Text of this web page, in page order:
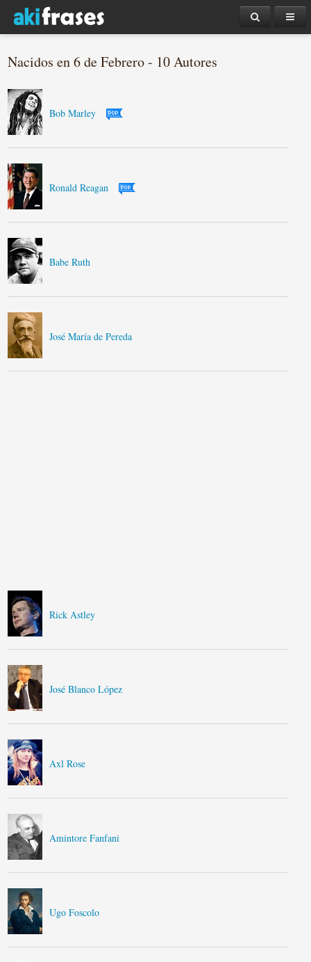
Nacidos en 6 de Febrero - 10 Autores
Bob Marley
Ronald Reagan
Babe Ruth
José María de Pereda
Rick Astley
José Blanco López
Axl Rose
Amintore Fanfani
Ugo Foscolo